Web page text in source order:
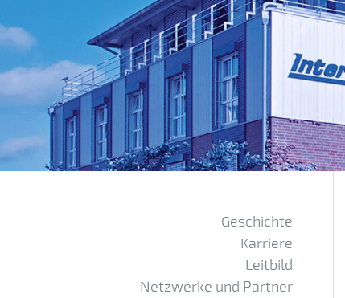
Geschichte
Karriere
Leitbild
Netzwerke und Partner